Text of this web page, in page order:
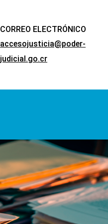
CORREO ELECTRÓNICO
accesojusticia@poder-
judicial.go.cr